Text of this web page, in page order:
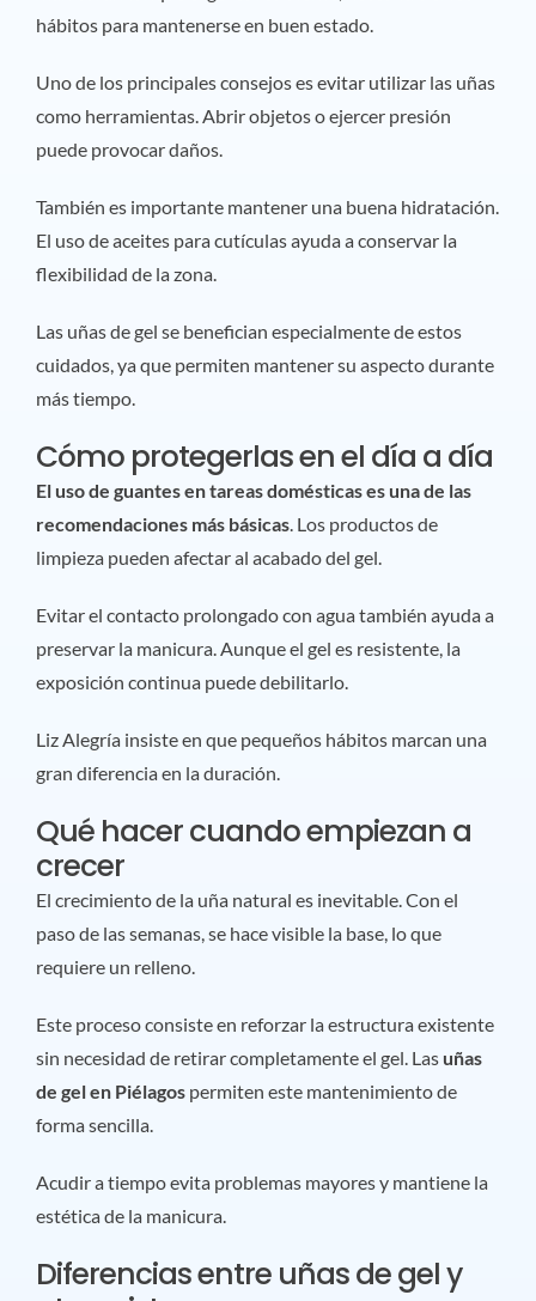
hábitos para mantenerse en buen estado.
Uno de los principales consejos es evitar utilizar las uñas
como herramientas. Abrir objetos o ejercer presión
puede provocar daños.
También es importante mantener una buena hidratación.
El uso de aceites para cutículas ayuda a conservar la
flexibilidad de la zona.
Las uñas de gel se benefician especialmente de estos
cuidados, ya que permiten mantener su aspecto durante
más tiempo.
Cómo protegerlas en el día a día
El uso de guantes en tareas domésticas es una de las
recomendaciones más básicas. Los productos de
limpieza pueden afectar al acabado del gel.
Evitar el contacto prolongado con agua también ayuda a
preservar la manicura. Aunque el gel es resistente, la
exposición continua puede debilitarlo.
Liz Alegría insiste en que pequeños hábitos marcan una
gran diferencia en la duración.
Qué hacer cuando empiezan a
crecer
El crecimiento de la uña natural es inevitable. Con el
paso de las semanas, se hace visible la base, lo que
requiere un relleno.
Este proceso consiste en reforzar la estructura existente
sin necesidad de retirar completamente el gel. Las uñas
de gel en Piélagospermiten este mantenimiento de
forma sencilla.
Acudir a tiempo evita problemas mayores y mantiene la
estética de la manicura.
Diferencias entre uñas de gel y